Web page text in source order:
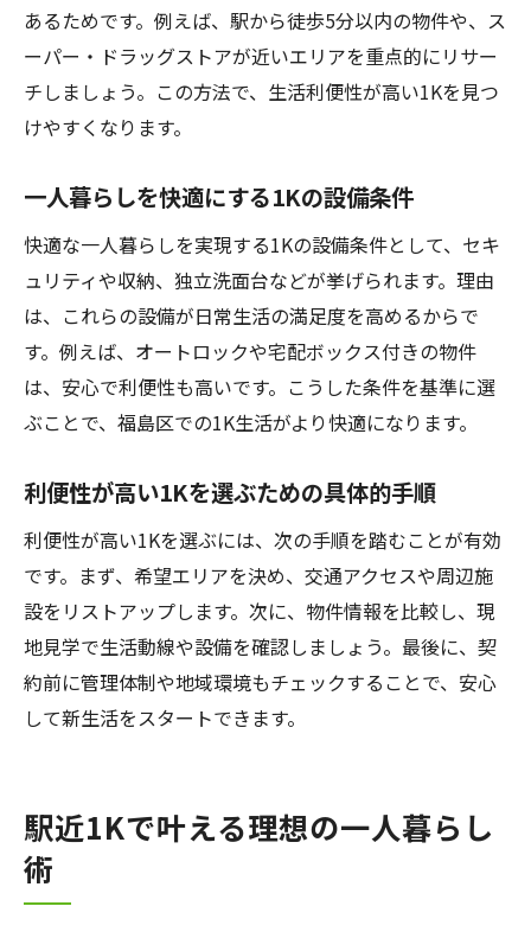
あるためです。例えば、駅から徒歩5分以内の物件や、ス
ーパー・ドラッグストアが近いエリアを重点的にリサー
チしましょう。この方法で、生活利便性が高い1Kを見つ
けやすくなります。
一人暮らしを快適にする1Kの設備条件
快適な一人暮らしを実現する1Kの設備条件として、セキ
ュリティや収納、独立洗面台などが挙げられます。理由
は、これらの設備が日常生活の満足度を高めるからで
す。例えば、オートロックや宅配ボックス付きの物件
は、安心で利便性も高いです。こうした条件を基準に選
ぶことで、福島区での1K生活がより快適になります。
利便性が高い1Kを選ぶための具体的手順
利便性が高い1Kを選ぶには、次の手順を踏むことが有効
です。まず、希望エリアを決め、交通アクセスや周辺施
設をリストアップします。次に、物件情報を比較し、現
地見学で生活動線や設備を確認しましょう。最後に、契
約前に管理体制や地域環境もチェックすることで、安心
して新生活をスタートできます。
駅近1Kで叶える理想の一人暮らし
術